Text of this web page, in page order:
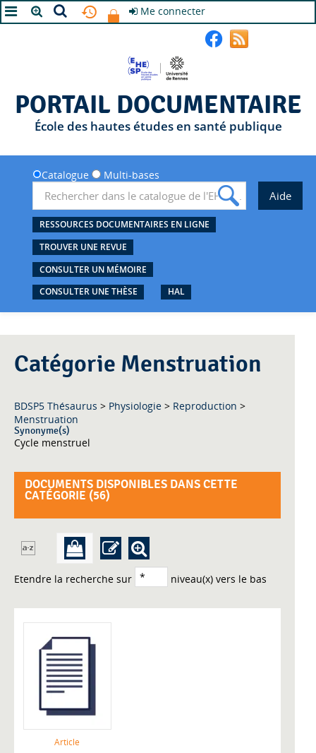
Me connecter
PORTAIL DOCUMENTAIRE
École des hautes études en santé publique
Catalogue Multi-bases
RESSOURCES DOCUMENTAIRES EN LIGNE
TROUVER UNE REVUE
CONSULTER UN MÉMOIRE
CONSULTER UNE THÈSE
HAL
Catégorie Menstruation
BDSP5 Thésaurus > Physiologie > Reproduction >
Menstruation
Synonyme(s)
Cycle menstruel
DOCUMENTS DISPONIBLES DANS CETTE
CATÉGORIE (56)
Etendre la recherche sur niveau(x) vers le bas
Article